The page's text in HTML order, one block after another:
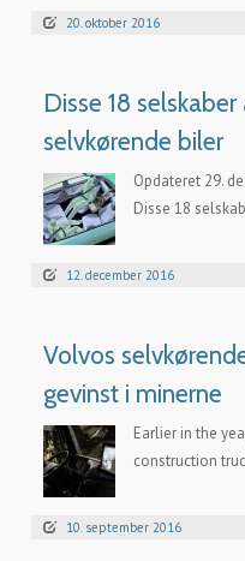
20. oktober 2016
Disse 18
selvkørende biler
Opdateret 29.
Disse 18
12. december 2016
Volvos
gevinst i minerne
Earlier in the
construction
10. september 2016